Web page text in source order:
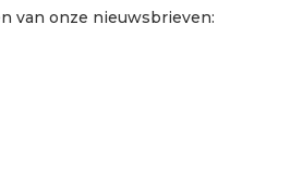
van onze nieuwsbrieven: